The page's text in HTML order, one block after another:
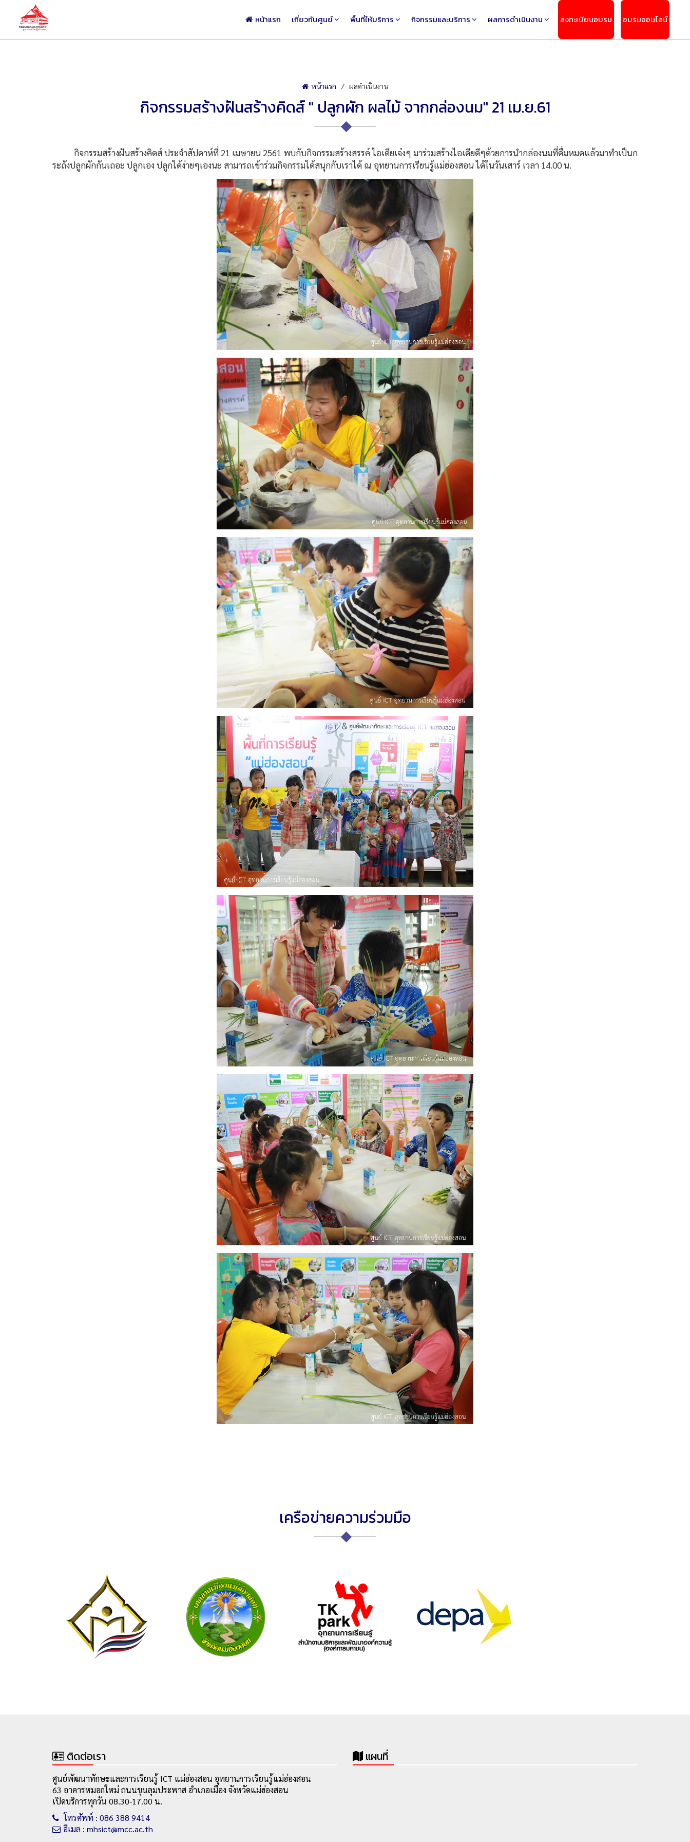
หน้าแรก เกี่ยวกับศูนย์ พื้นที่ให้บริการ กิจกรรมและบริการ ผลการดำเนินงาน ลงทะเบียนอบรม อบรมออนไลน์
หน้าแรก ผลดำเนินงาน
กิจกรรมสร้างฝันสร้างคิดส์ " ปลูกผัก ผลไม้ จากกล่องนม" 21 เม.ย.61
กิจกรรมสร้างฝันสร้างคิดส์ ประจำสัปดาห์ที่ 21 เมษายน 2561 พบกับกิจกรรมสร้างสรรค์ ไอเดียเจ๋งๆ มาร่วมสร้างไอเดียดีๆด้วยการนำกล่องนมที่ดื่มหมดแล้วมาทำเป็นก
ระถังปลูกผักกันเถอะ ปลูกเอง ปลูกได้ง่ายๆเองนะ สามารถเข้าร่วมกิจกรรมได้สนุกกับเราได้ ณ อุทยานการเรียนรู้แม่ฮ่องสอน ได้ในวันเสาร์ เวลา 14.00 น.
เครือข่ายความร่วมมือ
ติดต่อเรา
ศูนย์พัฒนาทักษะและการเรียนรู้ ICT แม่ฮ่องสอน อุทยานการเรียนรู้แม่ฮ่องสอน
63 อาคารหมอกใหม่ ถนนขุนลุมประพาส อำเภอเมือง จังหวัดแม่ฮ่องสอน
เปิดบริการทุกวัน 08.30-17.00 น.
โทรศัพท์ : 086 388 9414
อีเมล : mhsict@mcc.ac.th
แผนที่